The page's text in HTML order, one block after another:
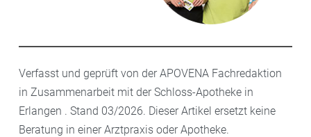
Verfasst und geprüft von der APOVENA Fachredaktion
in Zusammenarbeit mit der Schloss-Apotheke in
Erlangen . Stand 03/2026. Dieser Artikel ersetzt keine
Beratung in einer Arztpraxis oder Apotheke.